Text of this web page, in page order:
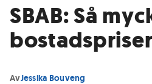
SBAB: Så
AvJessika Bouveng